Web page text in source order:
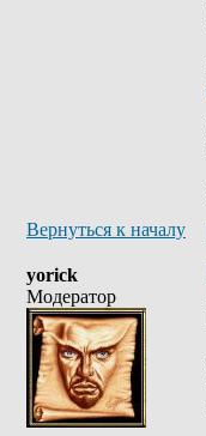
Вернуться к началу
yorick
Модератор